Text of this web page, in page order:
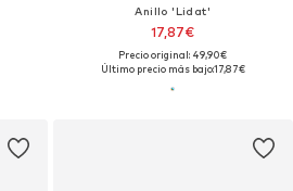
Anillo 'Lidat'
17,87€
Precio original: 49,90€
Último precio más bajo:17,87€